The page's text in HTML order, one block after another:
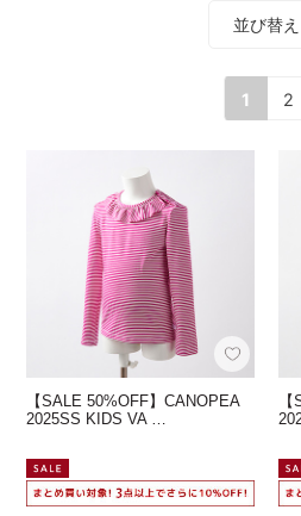
並び替え
1 2
【SALE 50%OFF】CANOPEA
2025SS KIDS VA …